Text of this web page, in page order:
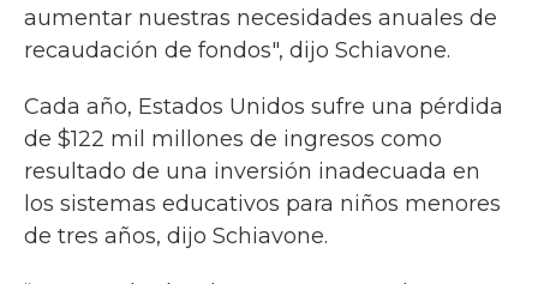
aumentar nuestras necesidades anuales de
recaudación de fondos", dijo Schiavone.
Cada año, Estados Unidos sufre una pérdida
de $122 mil millones de ingresos como
resultado de una inversión inadecuada en
los sistemas educativos para niños menores
de tres años, dijo Schiavone.